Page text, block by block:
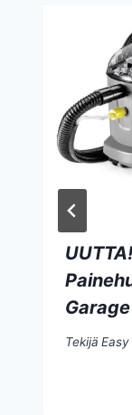
Tekijä